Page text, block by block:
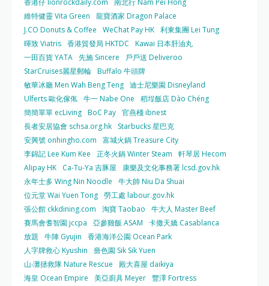
香港仔 lionrockdaily.com
南北行 Nam Pei Hong
維特健靈 Vita Green
龍寶酒家 Dragon Palace
J.CO Donuts & Coffee
WeChat Pay HK 利東集團 Lei Tung
暉致 Viatris 香港貿發局 HKTDC
Kawai 日本肝油丸
一田百貨 YATA 先施 Sincere
戶戶送 Deliveroo
StarCruises麗星郵輪 Buffalo 牛頭牌
敏華冰廳 Men Wah Beng Teng 迪士尼樂園 Disneyland
Ulferts 歐化傢俬 牛一 Nabe One
稻埕飯店 Dào Chéng
簡簡單單 ecLiving BoC Pay 官燕棧 ibnest
長者安居協會 schsa.org.hk
Starbucks 星巴克
安興號 onhingho.com
富城火鍋 Treasure City
李錦記 Lee Kum Kee
正冬火鍋 Winter Steam
軒琴居 Hecom
Alipay HK
Ca-Tu-Ya 吉豚屋
康樂及文化事務署 lcsd.gov.hk
永年士多 Wing Nin Noodle
牛大帥 Niu Da Shuai
位元堂 Wai Yuen Tong 勞工處 labour.gov.hk
張公館 ckkdining.com
淘寶 Taobao
牛大人 Master Beef
賽馬會耆智園 jccpa
亞參雞飯 ASAM
卡撒天嬌 Casablanca
放題
牛陣 Gyujin
香港海洋公園 Ocean Park
人字牌救心 Kyushin
嗇色園 Sik Sik Yuen
山‧灘拯救隊 Nature Rescue
殿大喜屋 daikiya
海皇 Ocean Empire
美亞廚具 Meyer 豐澤 Fortress